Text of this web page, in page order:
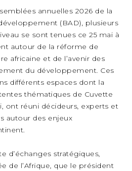
annuelles 2026 de la
(BAD), plusieurs
se sont tenues ce 25 mai à
autour de la réforme de
africaine et de l’avenir des
du développement. Ces
différents espaces dont la
thématiques de Cuvette
ont réuni décideurs, experts et
autour des enjeux
d’échanges stratégiques,
de l’Afrique, que le président